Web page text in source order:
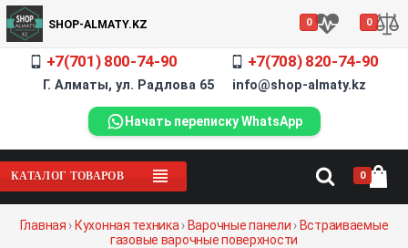
SHOP-ALMATY.KZ 0 0
+7(701) 800-74-90 +7(708) 820-74-90
Г. Алматы, ул. Радлова 65 info@shop-almaty.kz
Начать переписку WhatsApp
КАТАЛОГ ТОВАРОВ 0
Главная ›Кухонная техника ›Варочные панели ›Встраиваемые
газовые варочные поверхности